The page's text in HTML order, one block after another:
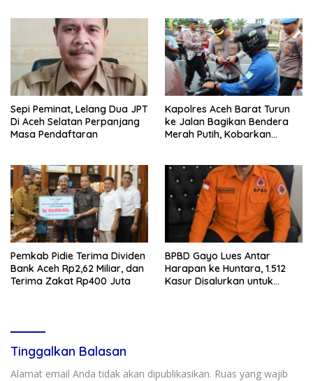
Sepi Peminat, Lelang Dua JPT
Di Aceh Selatan Perpanjang
Masa Pendaftaran
Kapolres Aceh Barat Turun
ke Jalan Bagikan Bendera
Merah Putih, Kobarkan
Pemkab Pidie Terima Dividen
Bank Aceh Rp2,62 Miliar, dan
Terima Zakat Rp400 Juta
BPBD Gayo Lues Antar
Harapan ke Huntara, 1.512
Kasur Disalurkan untuk
Tinggalkan Balasan
Alamat email Anda tidak akan dipublikasikan. Ruas yang wajib